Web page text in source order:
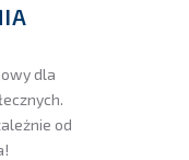
dla
od